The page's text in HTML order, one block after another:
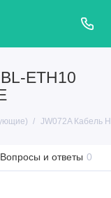
ETH10
JW072A Кабель
Вопросы и ответы 0